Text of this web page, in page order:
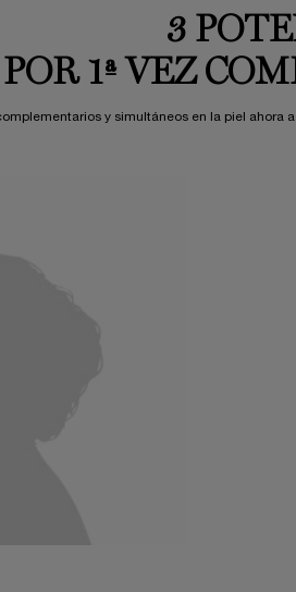
3
POR 1ª VEZ
y simultáneos en la piel